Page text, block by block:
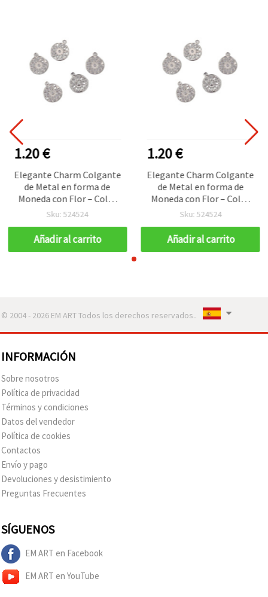
1.20 €
Elegante Charm Colgante
de Metal en forma de
Moneda con Flor – Color
Plata, 15 mm, Agujero 1,5
Sku: 524524
Añadir al carrito
1.20 €
Elegante Charm Colgante
de Metal en forma de
Moneda con Flor – Color
Plata, 15 mm, Agujero 1,5
Sku: 524524
Añadir al carrito
© 2004 - 2026 EM ART Todos los derechos reservados..
INFORMACIÓN
Sobre nosotros
Política de privacidad
Términos y condiciones
Datos del vendedor
Política de cookies
Contactos
Envío y pago
Devoluciones y desistimiento
Preguntas Frecuentes
SÍGUENOS
EM ART en Facebook
EM ART en YouTube